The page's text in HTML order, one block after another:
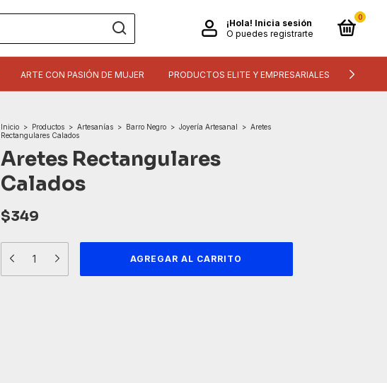
¡Hola! Inicia sesión
O puedes registrarte
0
ARTE CON PASIÓN DE MUJER PRODUCTOS ELITE Y EMPRESARIALES
Inicio > Productos > Artesanías > Barro Negro > Joyería Artesanal > Aretes
Rectangulares Calados
Aretes Rectangulares
Calados
$349